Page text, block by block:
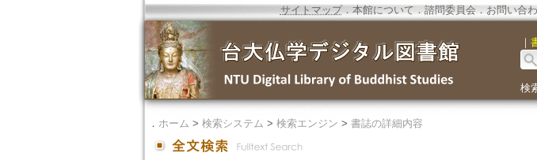
サイトマップ．本館について ． 諮問委員会． お問い合
｜
検
． ホーム > 検索システム > 検索エンジン > 書誌の詳細内容